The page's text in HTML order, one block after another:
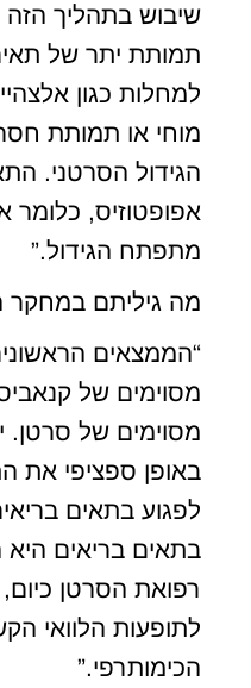
שיבוש בתהליך
תמותת יתר של
למחלות כגון
מוחי או תמותת
הגידול הסרטני.
אפופטוזיס, כלומר
מתפתח הגידול.”
מה גיליתם במחקר
“הממצאים
מסוימים של
מסוימים של סרטן.
באופן ספציפי את
לפגוע בתאים
בתאים בריאים
רפואת הסרטן
לתופעות הלוואי
הכימותרפי.”